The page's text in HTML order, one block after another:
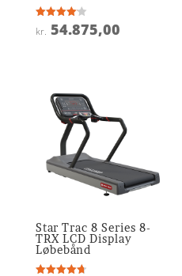
Vurderet
4.1
kr. 54.875,00
Star Trac 8 Series 8-
TRX LCD Display
Løbebånd